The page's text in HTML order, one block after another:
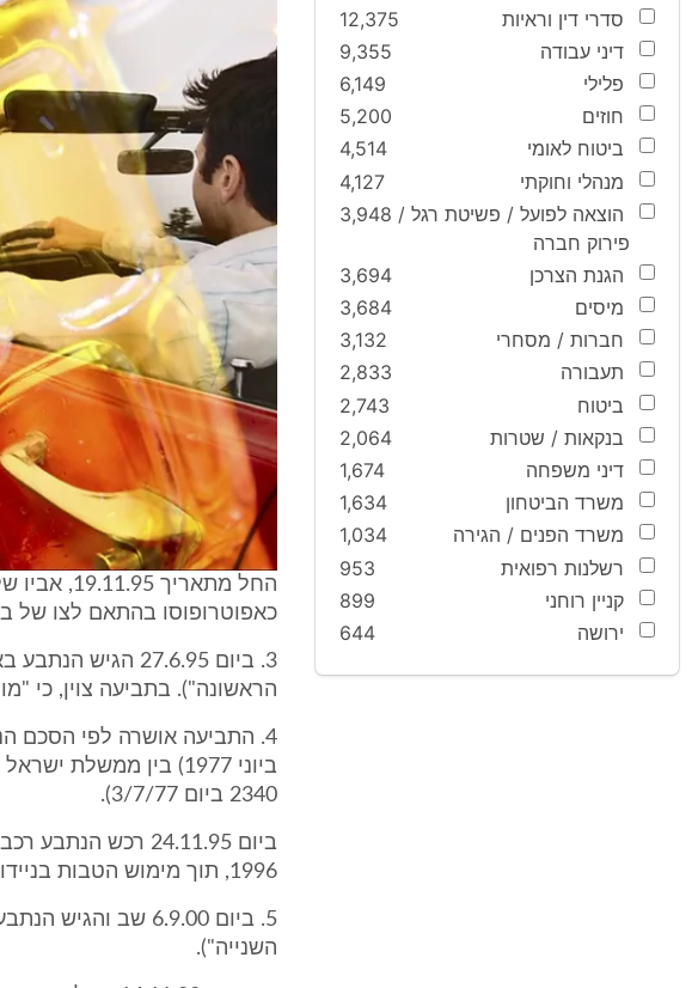
סדרי דין וראיות
12,375
דיני עבודה
9,355
פלילי
6,149
חוזים
5,200
ביטוח לאומי
4,514
מנהלי וחוקתי
4,127
הוצאה לפועל / פשיטת רגל /
פירוק חברה
3,948
הגנת הצרכן
3,694
מיסים
3,684
חברות / מסחרי
3,132
תעבורה
2,833
ביטוח
2,743
בנקאות / שטרות
2,064
דיני משפחה
1,674
משרד הביטחון
1,634
משרד הפנים / הגירה
1,034
רשלנות רפואית
953
קניין רוחני
899
ירושה
644
החל
כאפוטרופוסו בהתאם לצו של
3. ביום 27.6.95
הראשונה"). בתביעה צוין, כי
ביוני 1977) בין
2340 ביום 3/7/77).
1996, תוך מימוש הטבות בניידות.
5. ביום 6.9.00 שב
השנייה").